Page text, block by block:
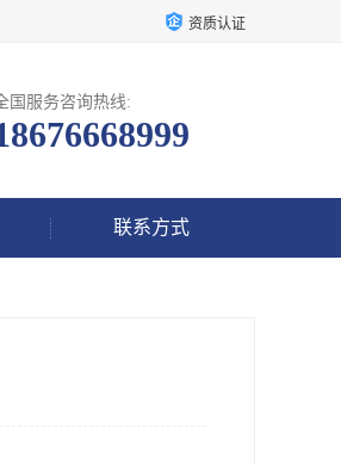
资质认证
国服务咨询热线:
联系方式